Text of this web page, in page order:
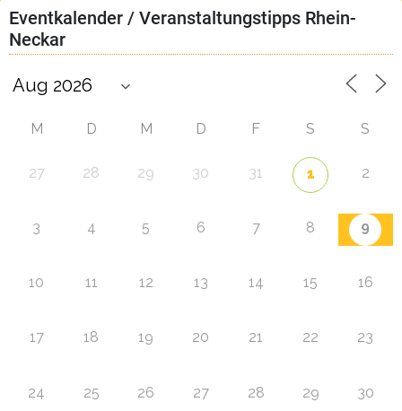
Eventkalender / Veranstaltungstipps Rhein-
Neckar
M D M D F S S
27 28 29 30 31 1 2
3 4 5 6 7 8 9
10 11 12 13 14 15 16
17 18 19 20 21 22 23
24 25 26 27 28 29 30